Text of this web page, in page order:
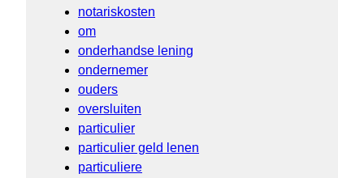
notariskosten
om
onderhandse lening
ondernemer
ouders
oversluiten
particulier
particulier geld lenen
particuliere